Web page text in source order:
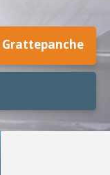
Grattepanche